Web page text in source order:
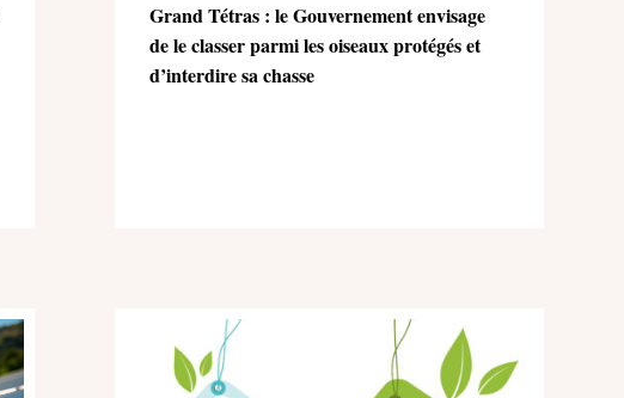
Grand Tétras : le Gouvernement envisage
de le classer parmi les oiseaux protégés et
d’interdire sa chasse